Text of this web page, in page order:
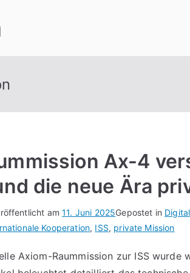
Ax-4
die neue Ära
am11. Juni 2025Gepostet in Digital
Kooperation, ISS, private Mission
Axiom-Raummission zur ISS wurde